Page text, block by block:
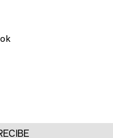
esencia de los 7 días 7
que